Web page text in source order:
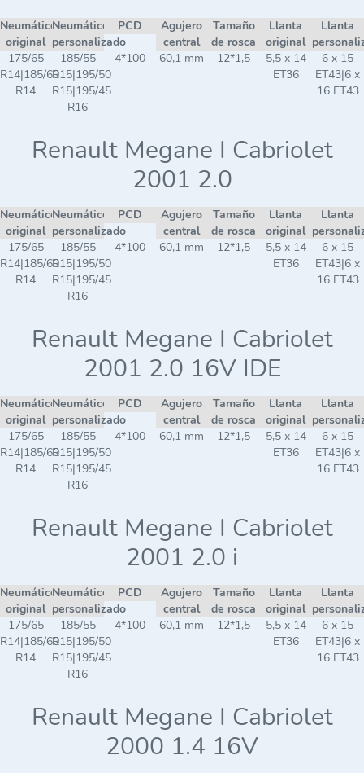
Neumático
original
Neumático
personalizado
PCD
Agujero
central
Tamaño
de rosca
Llanta
original
Llanta
175/65
R14|185/60
R14
185/55
R15|195/50
R15|195/45
R16
4*100 60,1 mm 12*1,5
5,5 x 14
ET36
6 x 15
ET43|6 x
16 ET43
Renault Megane I Cabriolet
2001 2.0
Neumático
original
Neumático
personalizado
PCD
Agujero
central
Tamaño
de rosca
Llanta
original
Llanta
175/65
R14|185/60
R14
185/55
R15|195/50
R15|195/45
R16
4*100 60,1 mm 12*1,5
5,5 x 14
ET36
6 x 15
ET43|6 x
16 ET43
Renault Megane I Cabriolet
2001 2.0 16V IDE
Neumático
original
Neumático
personalizado
PCD
Agujero
central
Tamaño
de rosca
Llanta
original
Llanta
175/65
R14|185/60
R14
185/55
R15|195/50
R15|195/45
R16
4*100 60,1 mm 12*1,5
5,5 x 14
ET36
6 x 15
ET43|6 x
16 ET43
Renault Megane I Cabriolet
2001 2.0 i
Neumático
original
Neumático
personalizado
PCD
Agujero
central
Tamaño
de rosca
Llanta
original
Llanta
175/65
R14|185/60
R14
185/55
R15|195/50
R15|195/45
R16
4*100 60,1 mm 12*1,5
5,5 x 14
ET36
6 x 15
ET43|6 x
16 ET43
Renault Megane I Cabriolet
2000 1.4 16V